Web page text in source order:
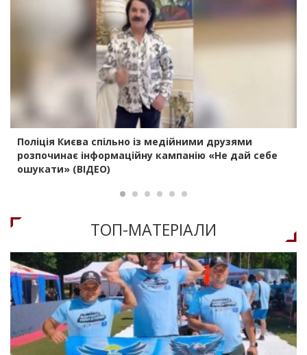
Поліція Києва спільно із медійними друзями
розпочинає інформаційну кампанію «Не дай себе
ошукати» (ВІДЕО)
ТОП-МАТЕРIАЛИ